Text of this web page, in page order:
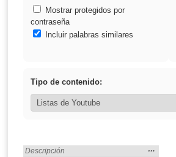
Mostrar protegidos por
contraseña
Incluir palabras similares
Tipo de contenido:
Encontrado «Novela» en:
Descripción
Mostrar
…